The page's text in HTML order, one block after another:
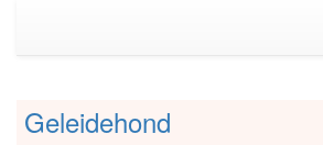
Spring
Geleidehond